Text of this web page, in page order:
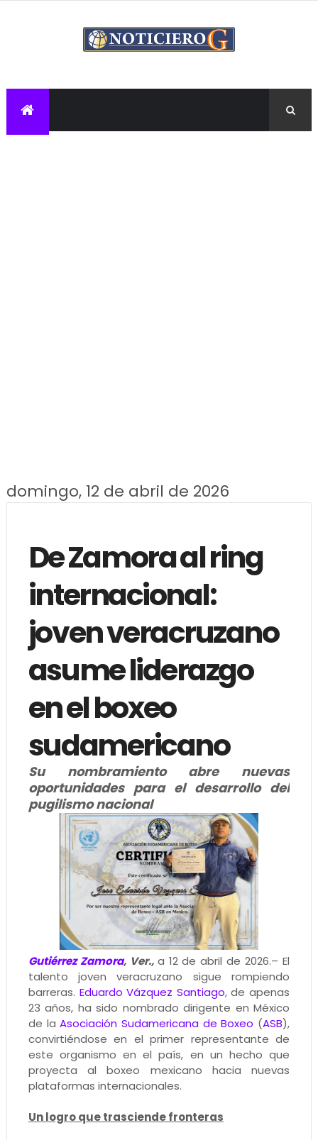
domingo, 12 de abril de 2026
De Zamora al ring
internacional:
joven veracruzano
asume liderazgo
en el boxeo
sudamericano
Su nombramiento abre nuevas
oportunidades para el desarrollo del
pugilismo nacional
Gutiérrez Zamora, Ver., a 12 de abril de 2026.– El
talento joven veracruzano sigue rompiendo
barreras. Eduardo Vázquez Santiago, de apenas
23 años, ha sido nombrado dirigente en México
de laAsociación Sudamericana de Boxeo (ASB),
convirtiéndose en el primer representante de
este organismo en el país, en un hecho que
proyecta al boxeo mexicano hacia nuevas
plataformas internacionales.
Un logro que trasciende fronteras